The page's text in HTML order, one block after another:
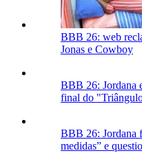
BBB 26: web
Jonas e Cowboy
BBB 26: Jordana
final do
BBB 26: Jordana
medidas” e